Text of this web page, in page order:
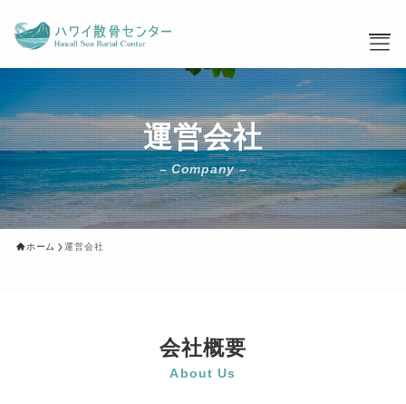
サービス案内
運営会社
– Company –
ホーム 運営会社
会社概要
About Us